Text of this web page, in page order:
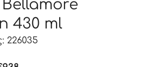
430 ml
226035